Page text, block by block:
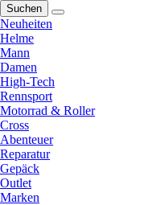
Suchen
Neuheiten
Helme
Mann
Damen
High-Tech
Rennsport
Motorrad & Roller
Cross
Abenteuer
Reparatur
Gepäck
Outlet
Marken